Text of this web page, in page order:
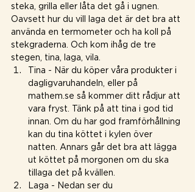
steka, grilla eller låta det gå i ugnen.
Oavsett hur du vill laga det är det bra att
använda en termometer och ha koll på
stekgraderna. Och kom ihåg de tre
stegen, tina, laga, vila.
Tina - När du köper våra produkter i
dagligvaruhandeln, eller på
mathem.se så kommer ditt rådjur att
vara fryst. Tänk på att tina i god tid
innan. Om du har god framförhållning
kan du tina köttet i kylen över
natten. Annars går det bra att lägga
ut köttet på morgonen om du ska
tillaga det på kvällen.
Laga - Nedan ser du